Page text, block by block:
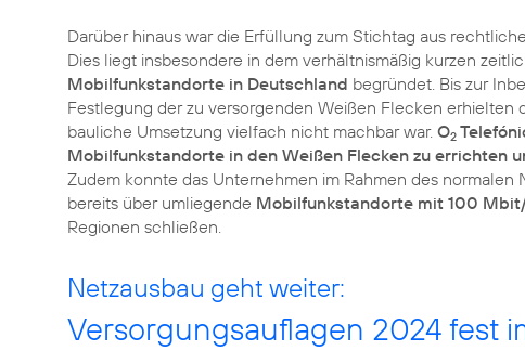
Darüber hinaus war die Erfüllung zum Stichtag aus
Dies liegt insbesondere in dem verhältnismäßig kurzen
Mobilfunkstandorte in Deutschland begründet. Bis zur
Festlegung der zu versorgenden Weißen Flecken erhielten
bauliche Umsetzung vielfach nicht machbar war. O2
Mobilfunkstandorte in den Weißen Flecken zu errichten
Zudem konnte das Unternehmen im Rahmen des
bereits über umliegende Mobilfunkstandorte mit 100
Regionen schließen.
Netzausbau geht weiter:
Versorgungsauflagen 2024 fest